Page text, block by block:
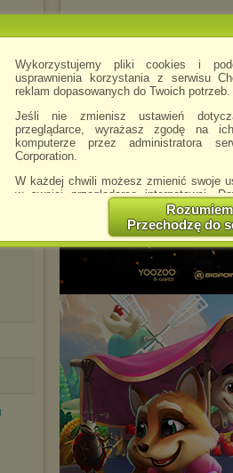
Wykorzystujemy pliki cookies i
usprawnienia korzystania z serwisu
reklam dopasowanych do Twoich potrzeb.
Jeśli nie zmienisz ustawień
przeglądarce, wyrażasz zgodę na
komputerze przez administratora
Corporation.
W każdej chwili możesz zmienić swoje
w swojej przeglądarce internetowej.
http://chomikuj.pl/
Jednocześnie informujemy że zmiana
spowodować ograniczenie korzystania
W przypadku braku twojej zgody na
prosimy o opuszczenie serwisu
Wykorzystanie plików cookies
(dostosowanie reklam do Twoich
marketingowych).
Wyrażenie sprzeciwu spowoduje, że
będzie dopasowana do Twoich
wyświetlona przypadkowo.
Istnieje możliwość zmiany ustawień
sposób uniemożliwiający
urządzeniu końcowym. Można
dokonując odpowiednich zmian w
internetowej.
Rozumiem
Przechodzę do